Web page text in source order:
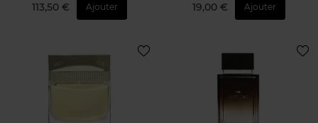
113,50 € Ajouter 19,00 € Ajouter